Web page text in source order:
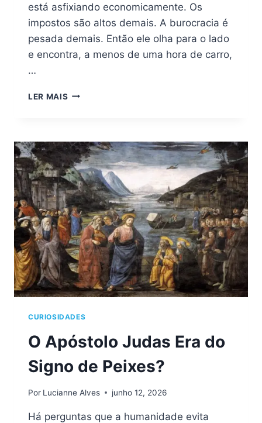
está asfixiando economicamente. Os
impostos são altos demais. A burocracia é
pesada demais. Então ele olha para o lado
e encontra, a menos de uma hora de carro,
…
LER MAIS O
UM
BRASILEIRO
CURIOSIDADES
O Apóstolo Judas Era do
Signo de Peixes?
Por Lucianne Alves junho 12, 2026
Há perguntas que a humanidade evita